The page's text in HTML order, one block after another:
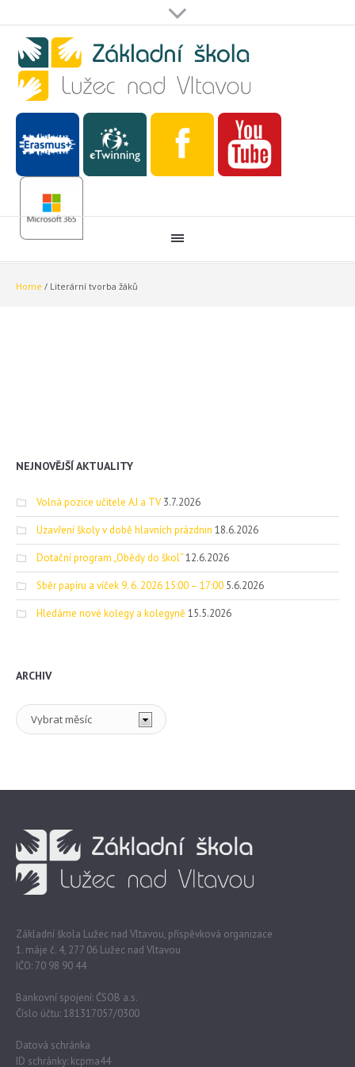
Home / Literární tvorba žáků
NEJNOVĚJŠÍ AKTUALITY
Volná pozice učitele AJ a TV 3.7.2026
Uzavření školy v době hlavních prázdnin 18.6.2026
Dotační program „Obědy do škol“12.6.2026
Sběr papíru a víček 9. 6. 2026 15:00 – 17:00 5.6.2026
Hledáme nové kolegy a kolegyně 15.5.2026
ARCHIV
Archiv
Základní škola Lužec nad Vltavou, příspěvková organizace
1. máje č. 4, 277 06 Lužec nad Vltavou
IČO: 70 98 90 44
Bankovní spojení: ČSOB a.s.
Číslo účtu: 181317057/0300
Datová schránka
ID schránky: kcpma44